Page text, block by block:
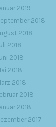
2019
2018
2018
2018
2018
2018
2018
2018
2018
2017